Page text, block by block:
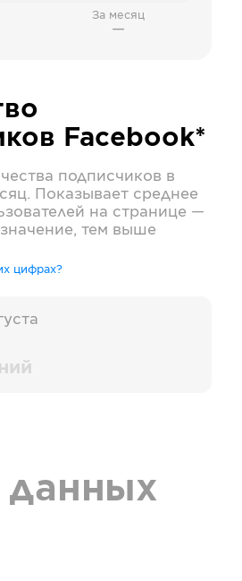
За месяц
—
Facebook*
подписчиков в
Показывает среднее
на странице —
тем выше
цифрах?
данных